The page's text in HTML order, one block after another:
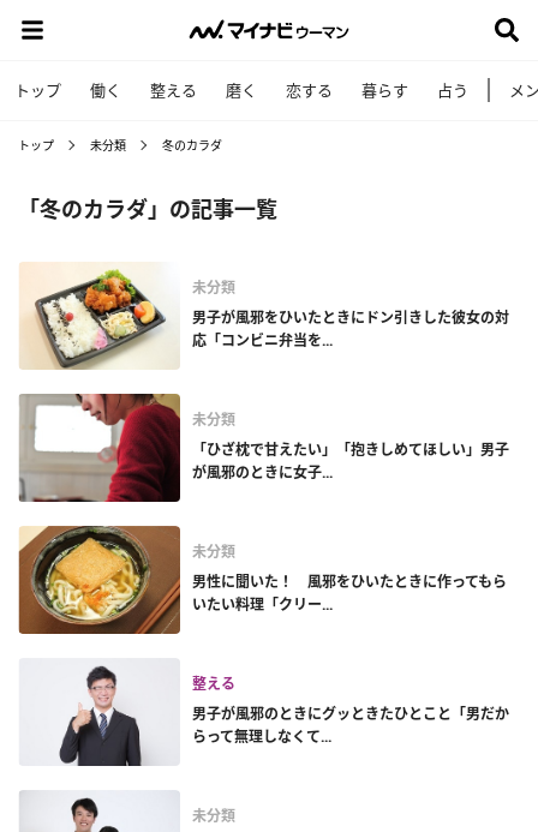
トップ 働く 整える 磨く 恋する 暮らす 占う メ
トップ 未分類 冬のカラダ
「冬のカラダ」の記事一覧
未分類
男子が風邪をひいたときにドン引きした彼女の対
応「コンビニ弁当を...
未分類
「ひざ枕で甘えたい」「抱きしめてほしい」男子
が風邪のときに女子...
未分類
男性に聞いた！ 風邪をひいたときに作ってもら
いたい料理「クリー...
整える
男子が風邪のときにグッときたひとこと「男だか
らって無理しなくて...
未分類